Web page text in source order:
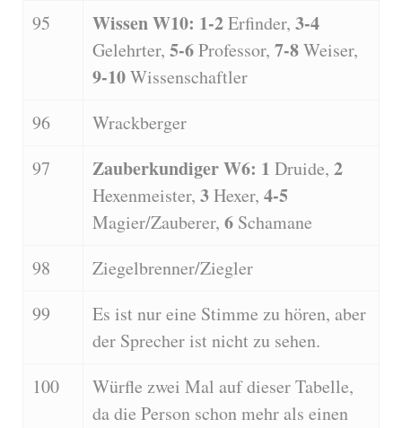
95
Wissen W10: 1-2Erfinder, 3-4
Gelehrter, 5-6Professor, 7-8Weiser,
9-10Wissenschaftler
96
Wrackberger
97
Zauberkundiger W6: 1 Druide, 2
Hexenmeister, 3Hexer, 4-5
Magier/Zauberer, 6 Schamane
98
Ziegelbrenner/Ziegler
99
Es ist nur eine Stimme zu hören, aber
der Sprecher ist nicht zu sehen.
100
Würfle zwei Mal auf dieser Tabelle,
da die Person schon mehr als einen